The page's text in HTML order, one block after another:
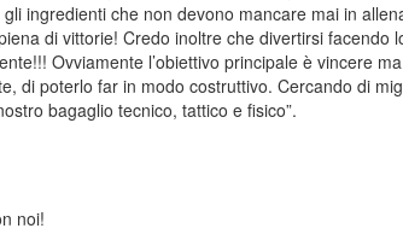
ingredienti che non devono mancare mai in
di vittorie! Credo inoltre che divertirsi facendo
Ovviamente l’obiettivo principale è vincere
di poterlo far in modo costruttivo. Cercando di
bagaglio tecnico, tattico e fisico”.
noi!